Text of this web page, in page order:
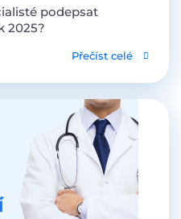
podepsat
2025?
Přečíst celé